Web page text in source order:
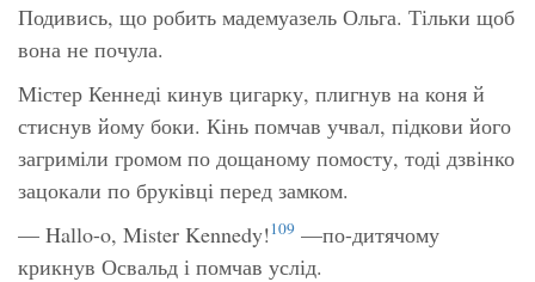
Подивись, що робить мадемуазель Ольга. Тільки щоб
вона не почула.
Містер Кеннеді кинув цигарку, плигнув на коня й
стиснув йому боки. Кінь помчав учвал, підкови його
загриміли громом по дощаному помосту, тоді дзвінко
зацокали по бруківці перед замком.
— Hallo-o, Mister Kennedy!109 —по-дитячому
крикнув Освальд і помчав услід.